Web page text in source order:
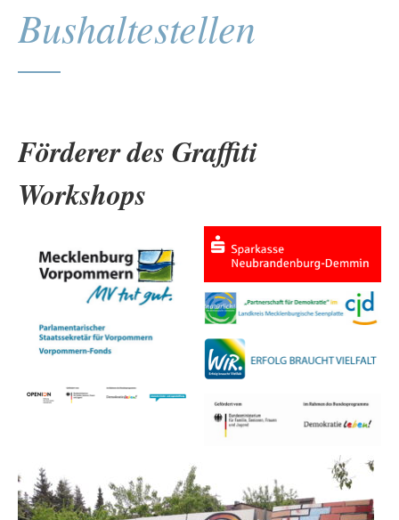
Bushaltestellen
Förderer des Graffiti
Workshops